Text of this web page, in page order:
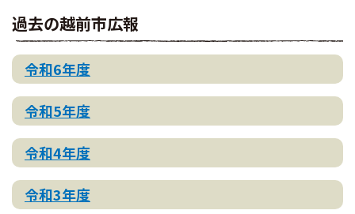
過去の越前市広報
令和6年度
令和5年度
令和4年度
令和3年度